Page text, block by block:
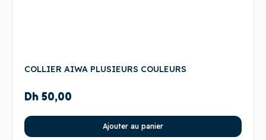
COLLIER AIWA PLUSIEURS COULEURS
Dh 50,00
Ajouter au panier